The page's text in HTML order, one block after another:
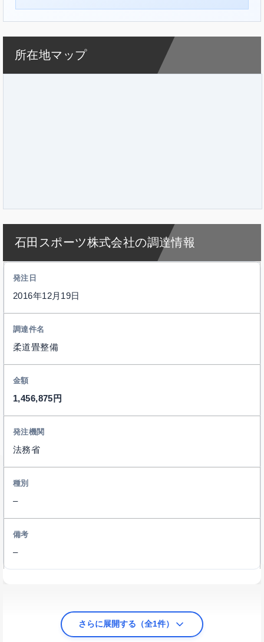
所在地マップ
石田スポーツ株式会社の調達情報
2016年12月19日
柔道畳整備
1,456,875円
法務省
–
–
さらに展開する（全1件）